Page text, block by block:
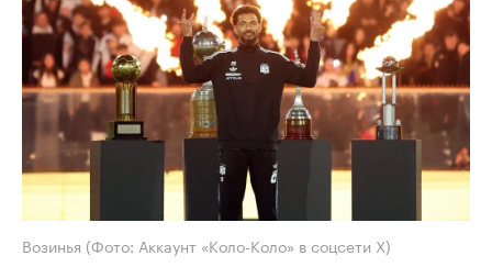
Возинья (Фото: Аккаунт «Коло-Коло» в соцсети Х)